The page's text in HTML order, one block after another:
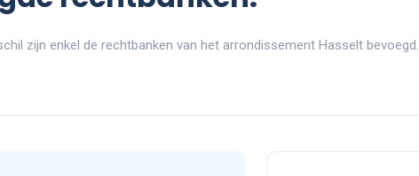
zijn enkel de rechtbanken van het arrondissement Hasselt bevoegd.